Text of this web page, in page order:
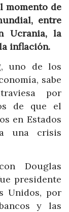
momento de
entre
Ucrania, la
inflación.
uno de los
sabe
por
de que el
en Estados
una crisis
Douglas
presidente
Unidos, por
y las